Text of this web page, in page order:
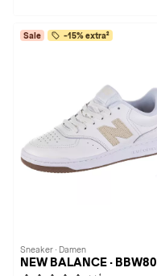
Sale -15% extra²
Sneaker · Damen
NEW BALANCE · BBW80